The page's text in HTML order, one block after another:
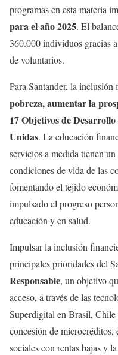
programas en esta materia
para el año 2025. El
360.000 individuos gracias
de voluntarios.
Para Santander, la inclusión
pobreza, aumentar la
17 Objetivos de
Unidas. La educación
servicios a medida tienen
condiciones de vida de las
fomentando el tejido
impulsado el progreso
educación y en salud.
Impulsar la inclusión
principales prioridades del
Responsable, un objetivo
acceso, a través de las
Superdigital en Brasil,
concesión de microcréditos,
sociales con rentas bajas y